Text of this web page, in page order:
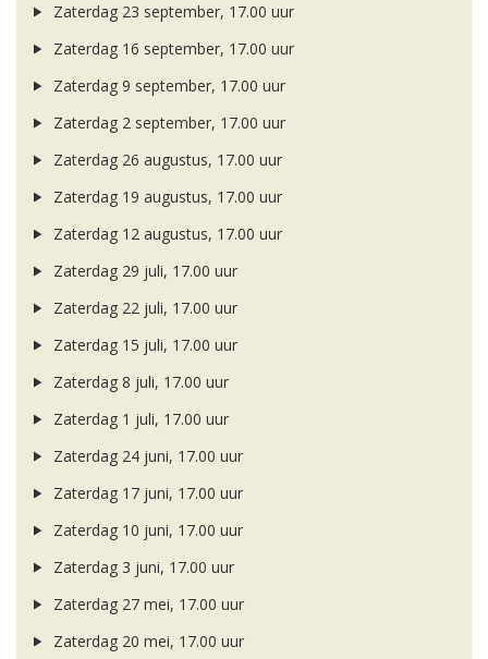
Zaterdag 23 september, 17.00 uur
Zaterdag 16 september, 17.00 uur
Zaterdag 9 september, 17.00 uur
Zaterdag 2 september, 17.00 uur
Zaterdag 26 augustus, 17.00 uur
Zaterdag 19 augustus, 17.00 uur
Zaterdag 12 augustus, 17.00 uur
Zaterdag 29 juli, 17.00 uur
Zaterdag 22 juli, 17.00 uur
Zaterdag 15 juli, 17.00 uur
Zaterdag 8 juli, 17.00 uur
Zaterdag 1 juli, 17.00 uur
Zaterdag 24 juni, 17.00 uur
Zaterdag 17 juni, 17.00 uur
Zaterdag 10 juni, 17.00 uur
Zaterdag 3 juni, 17.00 uur
Zaterdag 27 mei, 17.00 uur
Zaterdag 20 mei, 17.00 uur